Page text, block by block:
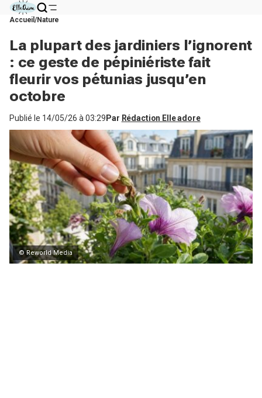
Accueil Nature
La plupart des jardiniers l’ignorent
: ce geste de pépiniériste fait
fleurir vos pétunias jusqu’en
octobre
Publié le 14/05/26 à 03:29 Par Rédaction Elle adore
© Reworld Media